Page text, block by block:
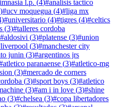
l.p. (4)#analisis tactico
)#ucv moquegua (4)#liga mx
)#universitario (4)#tigres (4)#celtics
(3)#talleres cordoba
#aldosivi (3)#platense (3)#union
liverpool (3)#manchester city
junin (3)#argentinos jrs
atletico paranaense (3)#atletico-mg
(3)#mercado de corners
(3)#sport boys (3)#atletico
(3)#am i in love (3)#shine
(3)#chelsea (3)#copa libertadores